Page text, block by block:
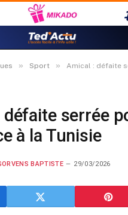
» Sport » Amical : défaite serrée pour Haïti
serrée
à la Tunisie
BAPTISTE 29/03/2026